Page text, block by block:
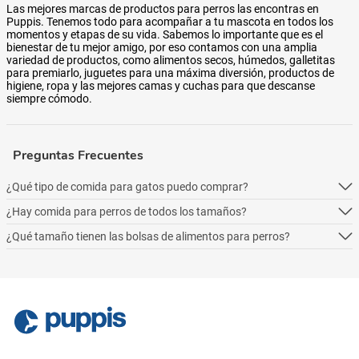
Las mejores marcas de productos para perros las encontras en
Puppis. Tenemos todo para acompañar a tu mascota en todos los
momentos y etapas de su vida. Sabemos lo importante que es el
bienestar de tu mejor amigo, por eso contamos con una amplia
variedad de productos, como alimentos secos, húmedos, galletitas
para premiarlo, juguetes para una máxima diversión, productos de
higiene, ropa y las mejores camas y cuchas para que descanse
siempre cómodo.
Preguntas Frecuentes
¿Qué tipo de comida para gatos puedo comprar?
Podés comprar online 5 tipos: alimento seco para perros, alimento
húmedo, alimento medicado, para necesidades especialesy alimentos
¿Hay comida para perros de todos los tamaños?
Podés comprar online 5 tipos: alimento seco para perros, alimento
¿Qué tamaño tienen las bolsas de alimentos para perros?